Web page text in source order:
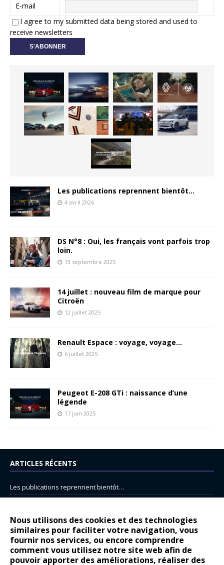
Nous utilisons des cookies et des technologies
similaires pour faciliter votre navigation, vous
fournir nos services, ou encore comprendre
comment vous utilisez notre site web afin de
pouvoir apporter des améliorations, réaliser des
E-mail
I agree to my submitted data being stored and used to
receive newsletters
Les publications reprennent bientôt…
4 avril 2026
DS N°8 : Oui, les français vont parfois trop
loin.
13 septembre 2025
14 juillet : nouveau film de marque pour
Citroën
12 juillet 2025
Renault Espace : voyage, voyage…
6 juillet 2025
Peugeot E-208 GTi : naissance d’une
légende
17 juin 2025
ARTICLES RÉCENTS
Les publications reprennent bientôt…
14 juillet : nouveau film de marque pour Citroën
Renault Espace : voyage, voyage…
Peugeot E-208 GTi : naissance d’une légende